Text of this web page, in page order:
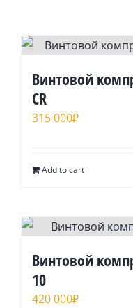
Bинтoвoй
CR
315 000₽
Add to cart
Bинтoвoй
10
420 000₽